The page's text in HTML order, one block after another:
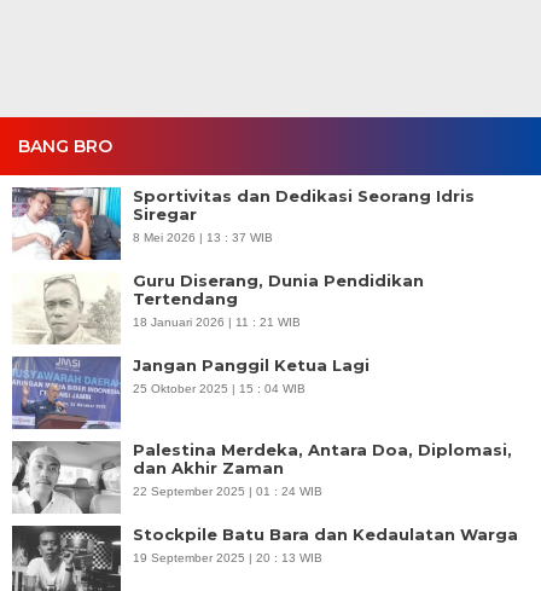
BANG BRO
Sportivitas dan Dedikasi Seorang Idris
Siregar
8 Mei 2026 | 13 : 37 WIB
Guru Diserang, Dunia Pendidikan
Tertendang
18 Januari 2026 | 11 : 21 WIB
Jangan Panggil Ketua Lagi
25 Oktober 2025 | 15 : 04 WIB
Palestina Merdeka, Antara Doa, Diplomasi,
dan Akhir Zaman
22 September 2025 | 01 : 24 WIB
Stockpile Batu Bara dan Kedaulatan Warga
19 September 2025 | 20 : 13 WIB